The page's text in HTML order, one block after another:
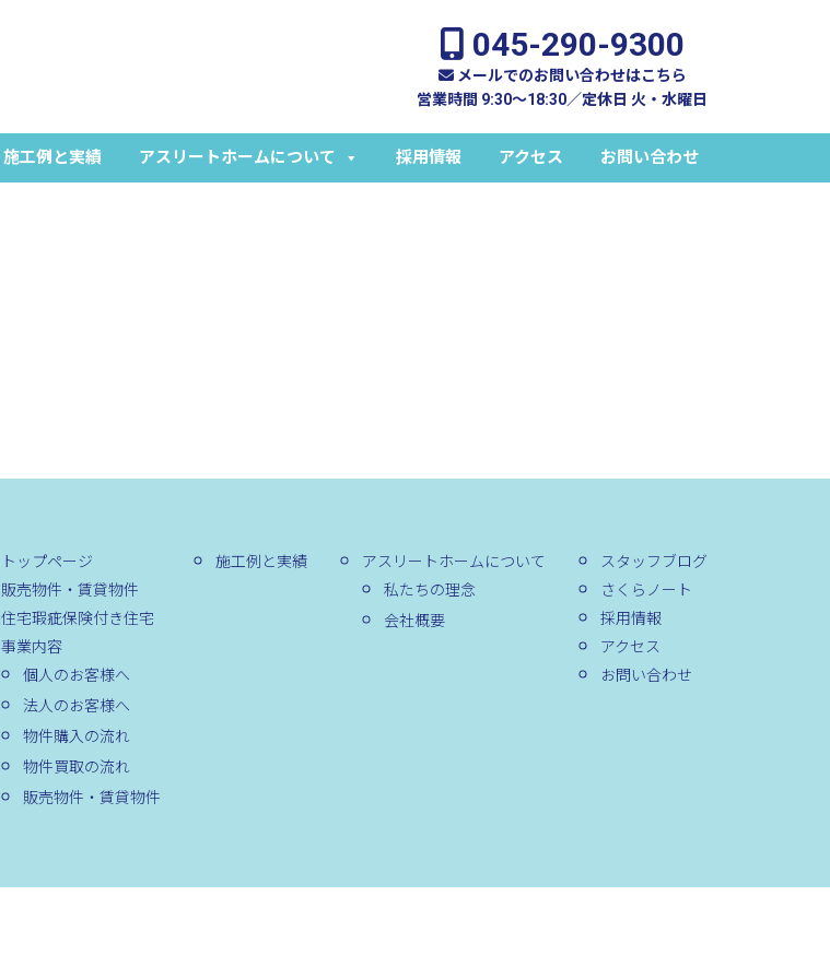
045-290-9300
メールでのお問い合わせはこちら
営業時間 9:30～18:30／定休日 火・水曜日
施工例と実績 アスリートホームについて 採用情報 アクセス お問い合わせ
トップページ
販売物件・賃貸物件
住宅瑕疵保険付き住宅
事業内容
個人のお客様へ
法人のお客様へ
物件購入の流れ
物件買取の流れ
販売物件・賃貸物件
施工例と実績
アスリートホームについて
私たちの理念
会社概要
スタッフブログ
さくらノート
採用情報
アクセス
お問い合わせ